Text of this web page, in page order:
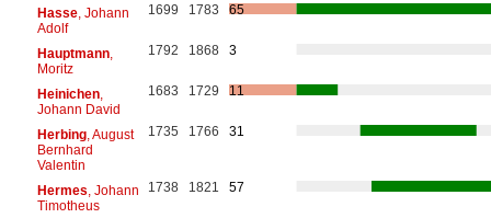
Hasse, Johann
Adolf
1699 1783 65
Hauptmann,
Moritz
1792 1868 3
Heinichen,
Johann David
1683 1729 11
Herbing, August
Bernhard
Valentin
1735 1766 31
Hermes , Johann
Timotheus
1738 1821 57